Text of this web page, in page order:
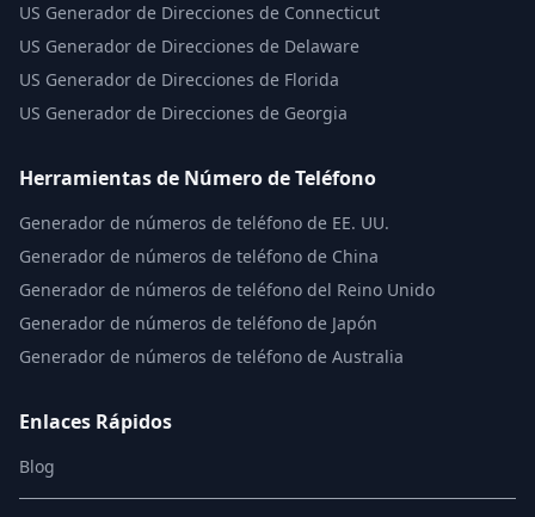
US Generador de Direcciones de Connecticut
US Generador de Direcciones de Delaware
US Generador de Direcciones de Florida
US Generador de Direcciones de Georgia
Herramientas de Número de Teléfono
Generador de números de teléfono de EE. UU.
Generador de números de teléfono de China
Generador de números de teléfono del Reino Unido
Generador de números de teléfono de Japón
Generador de números de teléfono de Australia
Enlaces Rápidos
Blog